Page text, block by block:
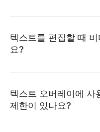
텍스트를 편집할 때
요?
텍스트 오버레이에 사
제한이 있나요?